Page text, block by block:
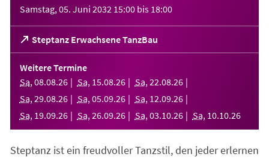
Samstag, 05. Juni 2032 15:00 bis 18:00
Steptanz Erwachsene TanzBau
(Öffnet
in
einem
neuen
Tab)
Weitere Termine
Sa, 08.08.26 Sa, 15.08.26 Sa, 22.08.26
Sa, 29.08.26 Sa, 05.09.26 Sa, 12.09.26
Sa, 19.09.26 Sa, 26.09.26 Sa, 03.10.26 Sa, 10.10.26
Steptanz ist ein freudvoller Tanzstil, den jeder erlernen